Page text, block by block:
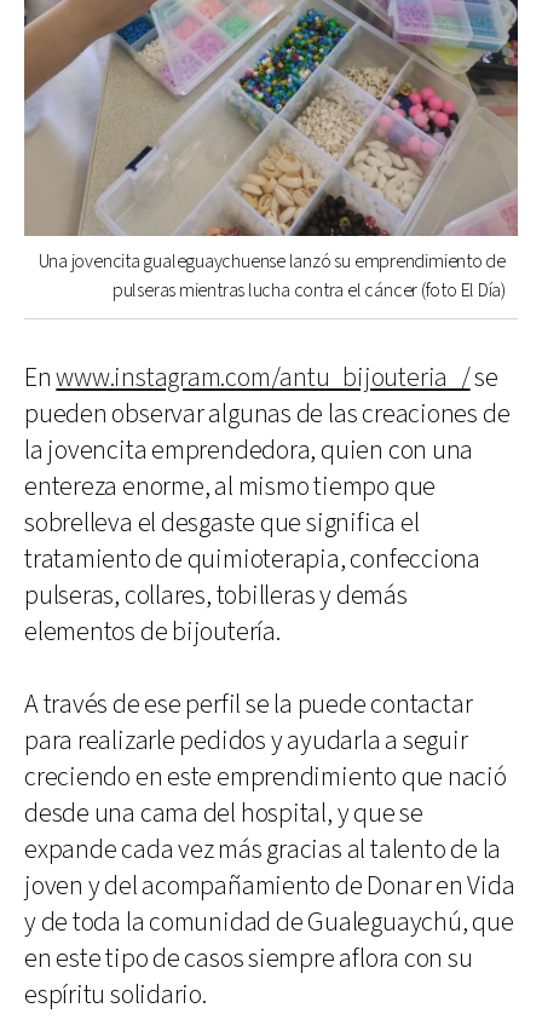
Una jovencita gualeguaychuense lanzó su emprendimiento de
pulseras mientras lucha contra el cáncer (foto El Día)
Enwww.instagram.com/antu_bijouteria_/se
pueden observar algunas de las creaciones de
la jovencita emprendedora, quien con una
entereza enorme, al mismo tiempo que
sobrelleva el desgaste que significa el
tratamiento de quimioterapia, confecciona
pulseras, collares, tobilleras y demás
elementos de bijoutería.
A través de ese perfil se la puede contactar
para realizarle pedidos y ayudarla a seguir
creciendo en este emprendimiento que nació
desde una cama del hospital, y que se
expande cada vez más gracias al talento de la
joven y del acompañamiento de Donar en Vida
y de toda la comunidad de Gualeguaychú, que
en este tipo de casos siempre aflora con su
espíritu solidario.